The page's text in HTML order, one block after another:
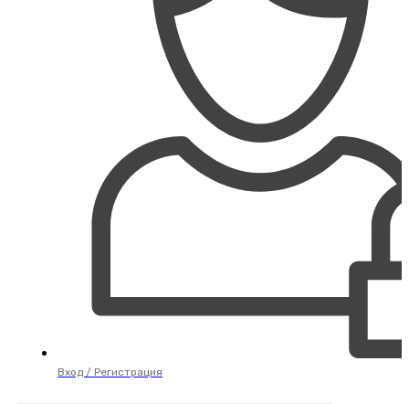
Вход / Регистрация